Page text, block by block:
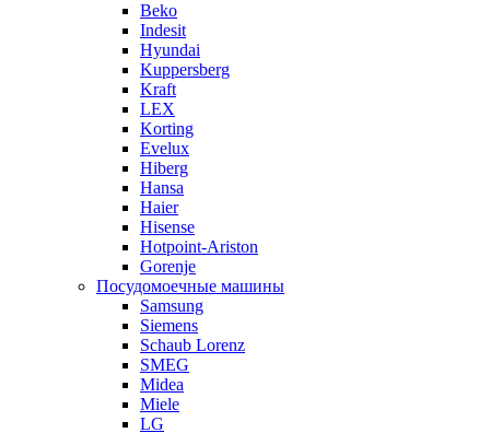
Beko
Indesit
Hyundai
Kuppersberg
Kraft
LEX
Korting
Evelux
Hiberg
Hansa
Haier
Hisense
Hotpoint-Ariston
Gorenje
Посудомоечные машины
Samsung
Siemens
Schaub Lorenz
SMEG
Midea
Miele
LG